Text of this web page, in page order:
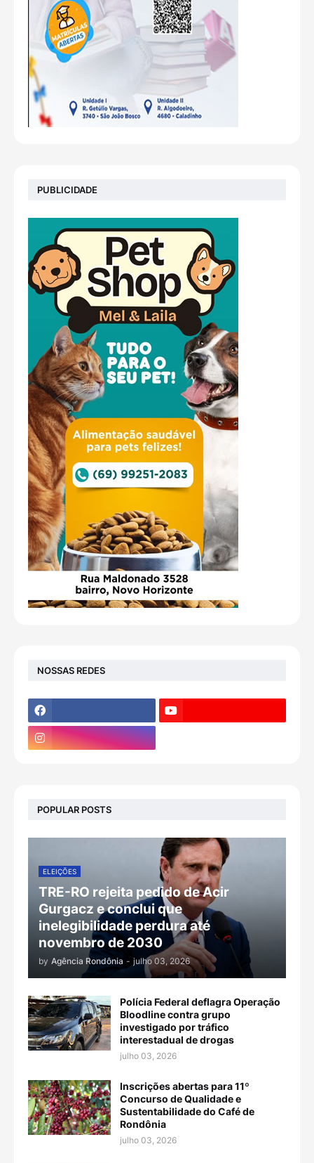
PUBLICIDADE
NOSSAS REDES
POPULAR POSTS
ELEIÇÕES
TRE-RO rejeita pedido de Acir
Gurgacz e conclui que
inelegibilidade perdura até
novembro de 2030
by Agência Rondônia - julho 03, 2026
Polícia Federal deflagra Operação
Bloodline contra grupo
investigado por tráfico
interestadual de drogas
julho 03, 2026
Inscrições abertas para 11º
Concurso de Qualidade e
Sustentabilidade do Café de
Rondônia
julho 03, 2026